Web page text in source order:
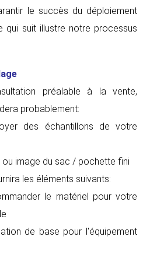
le succès du déploiement
qui suit illustre notre processus
préalable à la vente,
probablement:
des échantillons de votre
ou image du sac / pochette fini
les éléments suivants:
le matériel pour votre
de base pour l'équipement